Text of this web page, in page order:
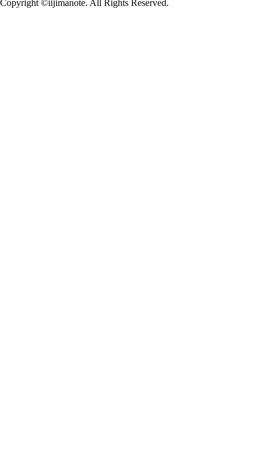
Copyright ©iijimanote. All Rights Reserved.